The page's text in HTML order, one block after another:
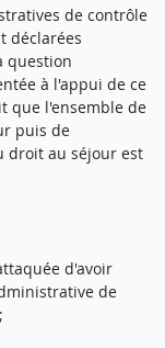
de contrôle
déclarées
question
à l'appui de ce
que l'ensemble de
puis de
droit au séjour est
d'avoir
de